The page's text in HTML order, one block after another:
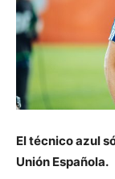
El técnico azul
Unión Española.